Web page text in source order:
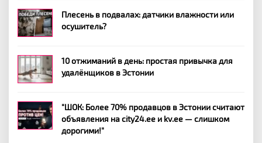
Плесень в подвалах: датчики влажности или
осушитель?
10 отжиманий в день: простая привычка для
удалёнщиков в Эстонии
"ШОК: Более 70% продавцов в Эстонии считают
объявления на city24.ee и kv.ee — слишком
дорогими!"